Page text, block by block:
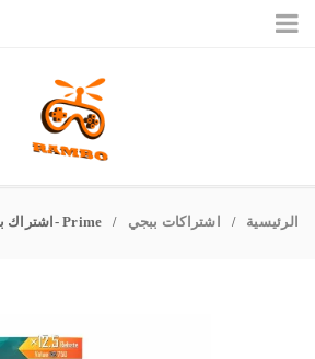
الرئيسية / اشتراكات ببجي / Prime -اشتراك برايم ببجي ( 1 month )